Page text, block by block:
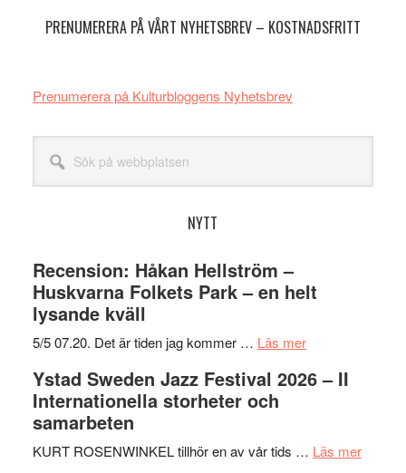
PRENUMERERA PÅ VÅRT NYHETSBREV – KOSTNADSFRITT
Prenumerera på Kulturbloggens Nyhetsbrev
webbplatsen
NYTT
Recension: Håkan Hellström –
Huskvarna Folkets Park – en helt
lysande kväll
5/5 07.20. Det är tiden jag kommer … Läs merom
Håkan
Huskvarna
Ystad Sweden Jazz Festival 2026 – II
Internationella storheter och
samarbeten
KURT ROSENWINKEL tillhör en av vår tids … Läs merom